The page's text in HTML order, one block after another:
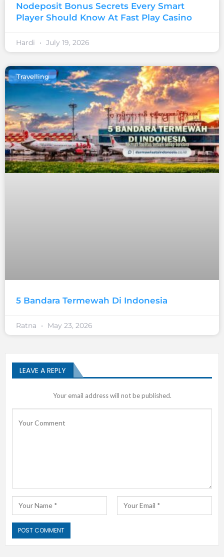
Nodeposit Bonus Secrets Every Smart
Player Should Know At Fast Play Casino
Hardi July 19, 2026
Travelling
5 Bandara Termewah Di Indonesia
Ratna May 23, 2026
LEAVE A REPLY
Your email address will not be published.